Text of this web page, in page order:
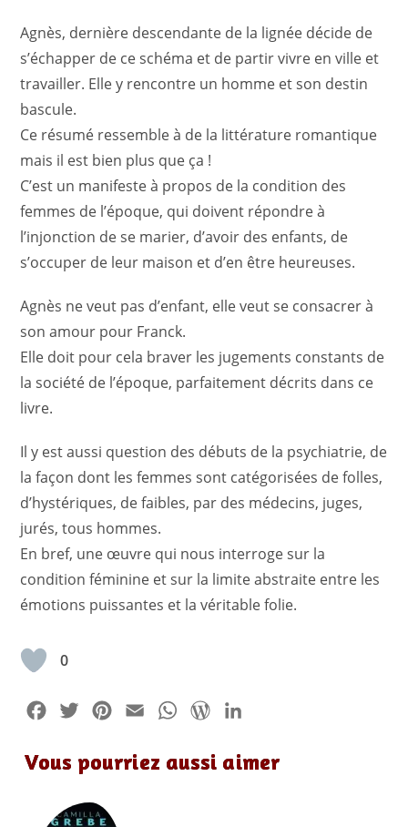
Agnès, dernière descendante de la lignée décide de
s’échapper de ce schéma et de partir vivre en ville et
travailler. Elle y rencontre un homme et son destin
bascule.
Ce résumé ressemble à de la littérature romantique
mais il est bien plus que ça !
C’est un manifeste à propos de la condition des
femmes de l’époque, qui doivent répondre à
l’injonction de se marier, d’avoir des enfants, de
s’occuper de leur maison et d’en être heureuses.
Agnès ne veut pas d’enfant, elle veut se consacrer à
son amour pour Franck.
Elle doit pour cela braver les jugements constants de
la société de l’époque, parfaitement décrits dans ce
livre.
Il y est aussi question des débuts de la psychiatrie, de
la façon dont les femmes sont catégorisées de folles,
d’hystériques, de faibles, par des médecins, juges,
jurés, tous hommes.
En bref, une œuvre qui nous interroge sur la
condition féminine et sur la limite abstraite entre les
émotions puissantes et la véritable folie.
0
c
b
i
t
n
a
W
a
W
r
n
Vous pourriez aussi aimer